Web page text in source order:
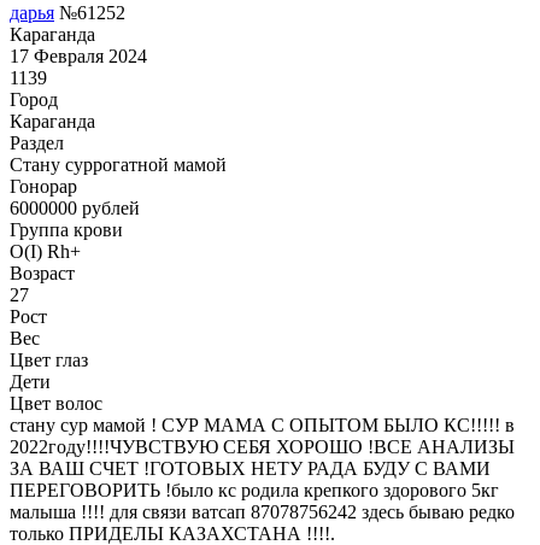
дарья №61252
Караганда
17 Февраля 2024
1139
Город
Караганда
Раздел
Cтану суррогатной мамой
Гонoрар
6000000 рублей
Группа крови
O(I) Rh+
Возраст
27
Рост
Вес
Цвет глаз
Дети
Цвет волос
стану сур мамой ! СУР МАМА С ОПЫТОМ БЫЛО КС!!!!! в
2022году!!!!ЧУВСТВУЮ СЕБЯ ХОРОШО !ВСЕ АНАЛИЗЫ
ЗА ВАШ СЧЕТ !ГОТОВЫХ НЕТУ РАДА БУДУ С ВАМИ
ПЕРЕГОВОРИТЬ !было кс родила крепкого здорового 5кг
малыша !!!! для связи ватсап 87078756242 здесь бываю редко
только ПРИДЕЛЫ КАЗАХСТАНА !!!!.